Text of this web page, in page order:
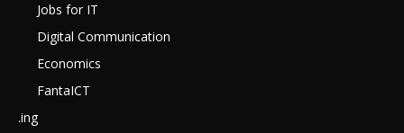
Jobs for IT
Digital Communication
Economics
FantaICT
.ing